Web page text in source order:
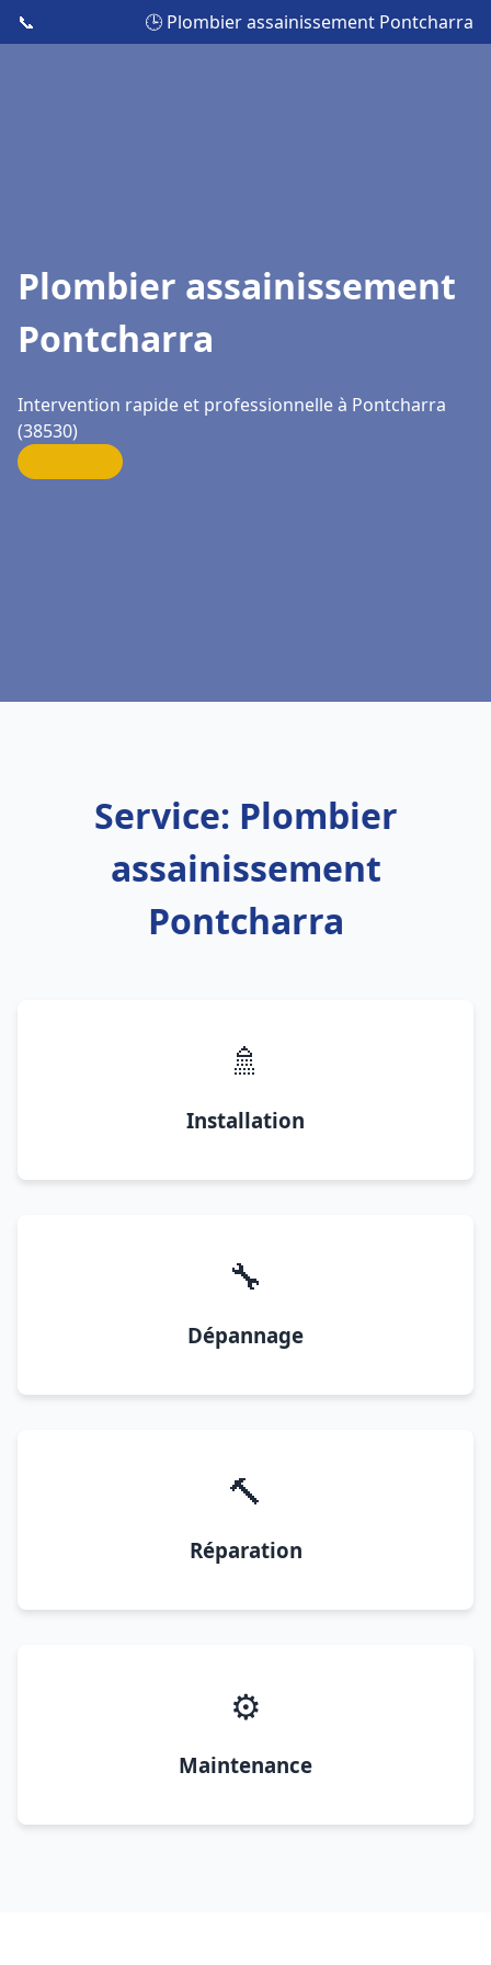
📞 🕒 Plombier assainissement Pontcharra
Plombier assainissement
Pontcharra
Intervention rapide et professionnelle à Pontcharra
(38530)
Service: Plombier
assainissement
Pontcharra
🚿
Installation
🔧
Dépannage
🔨
Réparation
⚙️
Maintenance